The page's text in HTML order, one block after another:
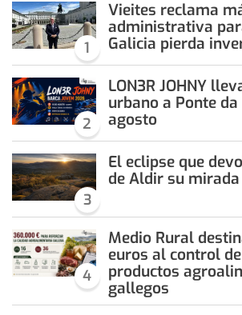
1
Vieites reclama
administrativa
Galicia pierda
2
LON3R JOHNY
urbano a Ponte da
agosto
3
El eclipse que
de Aldir su
4
Medio Rural
euros al control
productos
gallegos